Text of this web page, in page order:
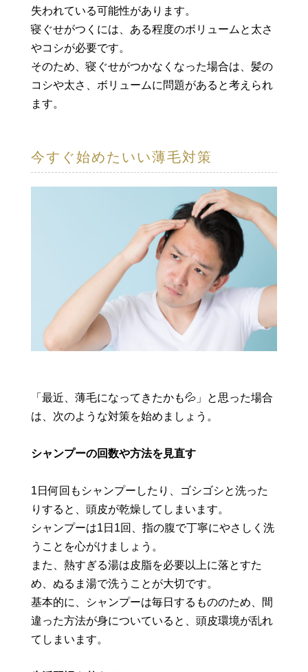
失われている可能性があります。
寝ぐせがつくには、ある程度のボリュームと太さ
やコシが必要です。
そのため、寝ぐせがつかなくなった場合は、髪の
コシや太さ、ボリュームに問題があると考えられ
ます。
今すぐ始めたいい薄毛対策
「最近、薄毛になってきたかも💦」と思った場合
は、次のような対策を始めましょう。
シャンプーの回数や方法を見直す
1日何回もシャンプーしたり、ゴシゴシと洗った
りすると、頭皮が乾燥してしまいます。
シャンプーは1日1回、指の腹で丁寧にやさしく洗
うことを心がけましょう。
また、熱すぎる湯は皮脂を必要以上に落とすた
め、ぬるま湯で洗うことが大切です。
基本的に、シャンプーは毎日するもののため、間
違った方法が身についていると、頭皮環境が乱れ
てしまいます。